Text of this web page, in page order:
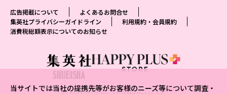
当サイトでは当社の提携先等がお客様のニーズ等について調査・
ジャンプルーキー！
S-MANGA
集英社コミック文庫
週刊ヤングジャンプ
ヤングジャンプ定期購読デジタル
となりのヤングジャンプ
グランドジャンプ
ウルトラジャンプ
マーガレット
別冊マーガレット
リマコミ
マンガMeets
集英社コミック文庫
マンガMee公式サイト
リマコミ
Cookie
eclat
T JAPAN
MEN'S NON-NO
集英社オンライン
アジア人物史
集英社新書プラス - 知の水先案内人
kotoba
情報・知識＆オピニオン imidas
ダッシュエックス文庫公式サイト
集英社Webマガジン コバルト
集英社の児童図書 S-KIDS.LAND
HAPPY PLUS STORE
SHUEISHA VOX
LEEマルシェ
eclat premium
広告掲載について
よくあるお問合せ
集英社プライバシーガイドライン
利用規約・会員規約
消費税総額表示についてのお知らせ